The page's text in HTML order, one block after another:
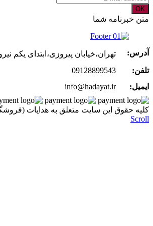
OK
متن خبرنامه شما
آدرس:
تهران،خیابان پیروزی،ابتدای یکم
تلفن:
09128899543
ایمیل:
info@hadayat.ir
کليه حقوق اين سايت متعلق به هدایات
Scroll